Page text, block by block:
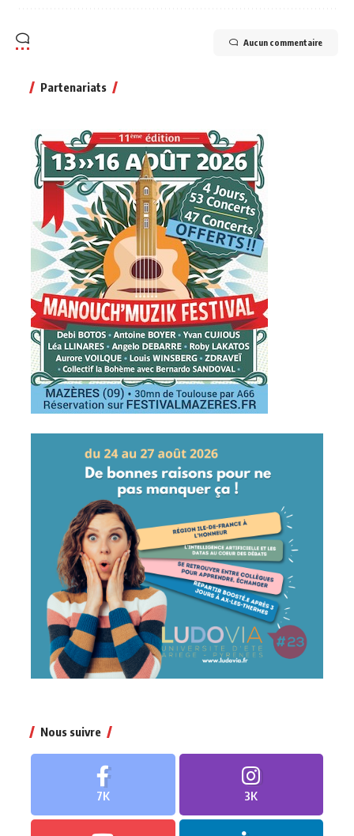
Aucun commentaire
Partenariats
Nous suivre
7K 3K